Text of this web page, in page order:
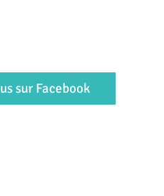
sur Facebook